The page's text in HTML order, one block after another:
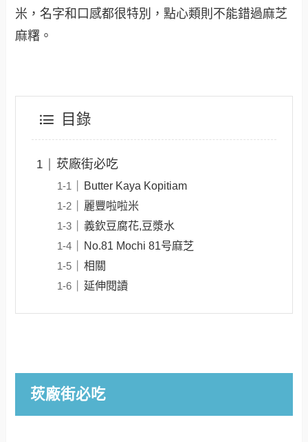
米，名字和口感都很特別，點心類則不能錯過麻芝
麻糬。
目錄
莰廠街必吃
Butter Kaya Kopitiam
麗豐啦啦米
義欽豆腐花,豆漿水
No.81 Mochi 81号麻芝
相關
延伸閱讀
莰廠街必吃